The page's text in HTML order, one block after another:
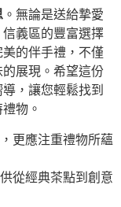
。無論是送給摯愛
義區的豐富選擇
的伴手禮，不僅
展現。希望這份
，讓您輕鬆找到
物。
更應注重禮物所蘊
從經典茶點到創意